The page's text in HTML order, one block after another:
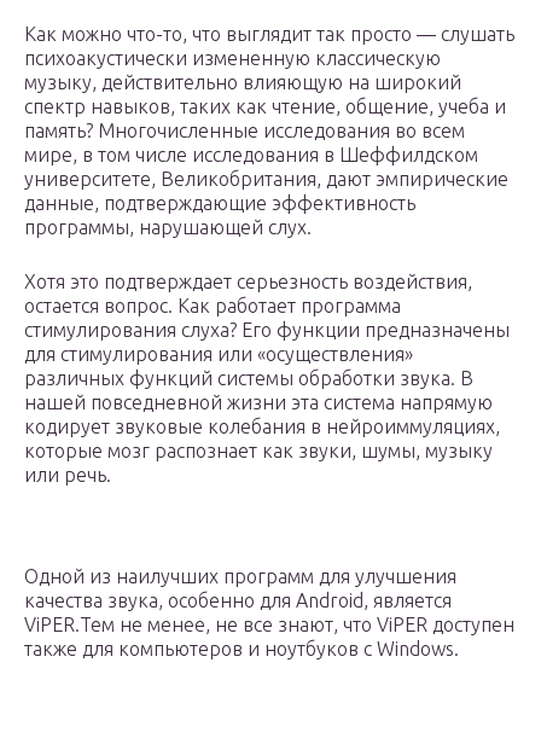
Как можно что-то, что выглядит так просто — слушать
психоакустически измененную классическую
музыку, действительно влияющую на широкий
спектр навыков, таких как чтение, общение, учеба и
память? Многочисленные исследования во всем
мире, в том числе исследования в Шеффилдском
университете, Великобритания, дают эмпирические
данные, подтверждающие эффективность
программы, нарушающей слух.
Хотя это подтверждает серьезность воздействия,
остается вопрос. Как работает программа
стимулирования слуха? Его функции предназначены
для стимулирования или «осуществления»
различных функций системы обработки звука. В
нашей повседневной жизни эта система напрямую
кодирует звуковые колебания в нейроиммуляциях,
которые мозг распознает как звуки, шумы, музыку
или речь.
Одной из наилучших программ для улучшения
качества звука, особенно для Android, является
ViPER.Тем не менее, не все знают, что ViPER доступен
также для компьютеров и ноутбуков с Windows.